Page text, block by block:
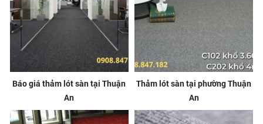
Báo giá thảm lót sàn tại Thuận
An
Thảm lót sàn tại phường Thuận
An